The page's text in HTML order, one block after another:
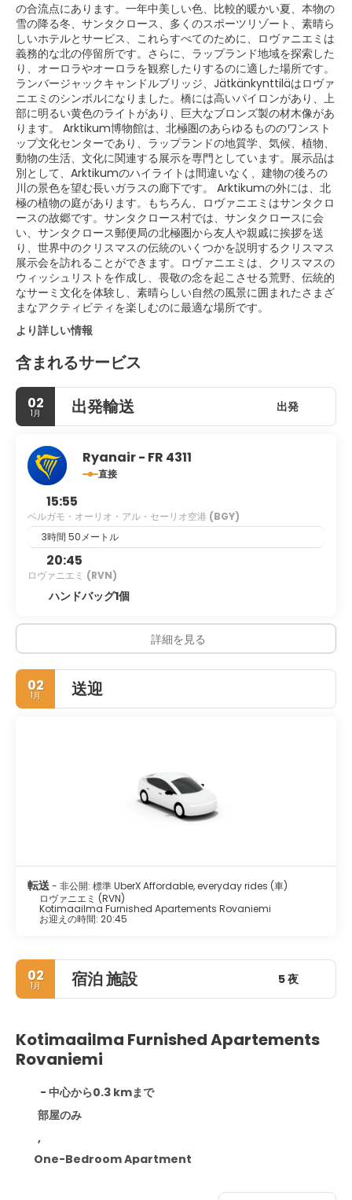
の合流点にあります。一年中美しい色、比較的暖かい夏、本物の
雪の降る冬、サンタクロース、多くのスポーツリゾート、素晴ら
しいホテルとサービス、これらすべてのために、ロヴァニエミは
義務的な北の停留所です。さらに、ラップランド地域を探索した
り、オーロラやオーロラを観察したりするのに適した場所です。
ランバージャックキャンドルブリッジ、Jätkänkynttiläはロヴァ
ニエミのシンボルになりました。橋には高いパイロンがあり、上
部に明るい黄色のライトがあり、巨大なブロンズ製の材木像があ
ります。 Arktikum博物館は、北極圏のあらゆるもののワンスト
ップ文化センターであり、ラップランドの地質学、気候、植物、
動物の生活、文化に関連する展示を専門としています。展示品は
別として、Arktikumのハイライトは間違いなく、建物の後ろの
川の景色を望む長いガラスの廊下です。 Arktikumの外には、北
極の植物の庭があります。もちろん、ロヴァニエミはサンタクロ
ースの故郷です。サンタクロース村では、サンタクロースに会
い、サンタクロース郵便局の北極圏から友人や親戚に挨拶を送
り、世界中のクリスマスの伝統のいくつかを説明するクリスマス
展示会を訪れることができます。ロヴァニエミは、クリスマスの
ウィッシュリストを作成し、畏敬の念を起こさせる荒野、伝統的
なサーミ文化を体験し、素晴らしい自然の風景に囲まれたさまざ
まなアクティビティを楽しむのに最適な場所です。
より詳しい情報
含まれるサービス
02
1月 出発輸送 出発
Ryanair - FR 4311
直接
15:55
ベルガモ・オーリオ・アル・セーリオ空港 (BGY)
3時間 50メートル
20:45
ロヴァニエミ (RVN)
ハンドバッグ1個
詳細を見る
02
1月 送迎
転送- 非公開: 標準 UberX Affordable, everyday rides (車)
ロヴァニエミ (RVN)
Kotimaailma Furnished Apartements Rovaniemi
お迎えの時間: 20:45
02
1月 宿泊 施設 5 夜
Kotimaailma Furnished Apartements
Rovaniemi
- 中心から0.3 kmまで
部屋のみ
,
One-Bedroom Apartment